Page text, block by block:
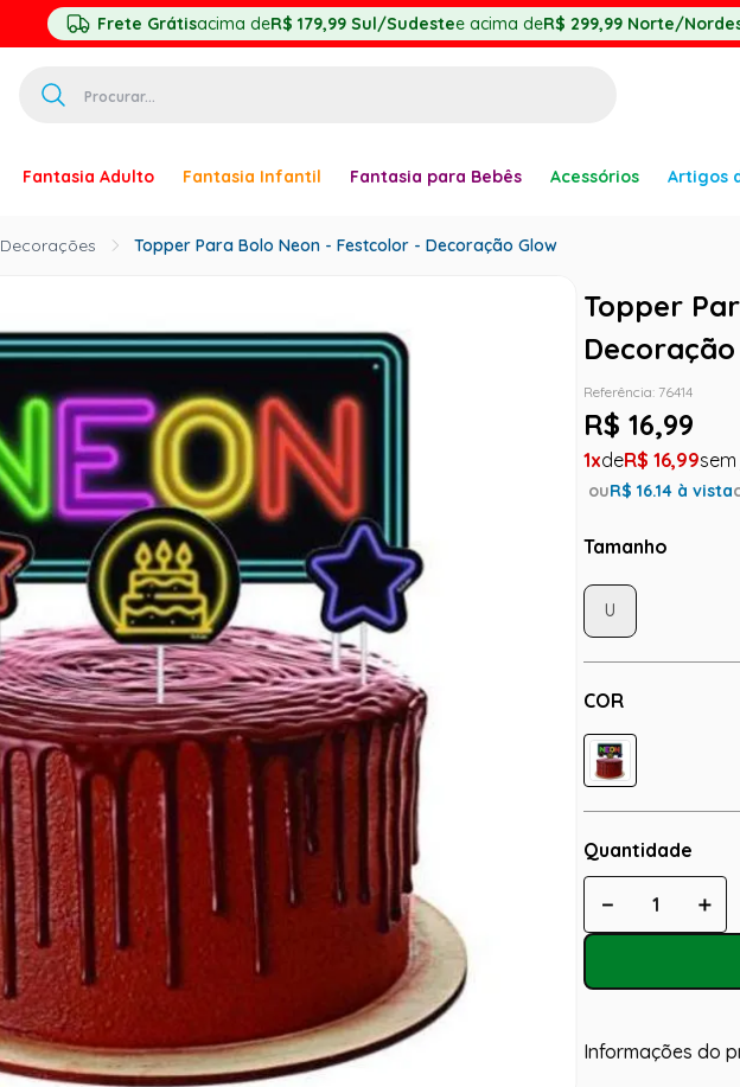
Frete Grátisacima deR$ 179,99 Sul/Sudestee acima deR$ 299,99 Norte/
Fantasia Adulto Fantasia Infantil Fantasia para Bebês Acessórios Artigos
Decorações Topper Para Bolo Neon - Festcolor - Decoração Glow
Topper
Referência: 76414
R$ 16,99
1 R$ 16,99
ouR$16.14 à vista
Tamanho
COR
U
Quantidade
＋
－
Informações do
º
princesa
5º
paquita
6º
harry potter
7º
palhaço
8º
kpop
9º
branca neve
10
rumi